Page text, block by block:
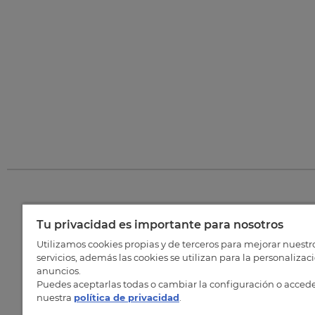
Tu privacidad es importante para nosotros
Utilizamos cookies propias y de terceros para mejorar
servicios, además las cookies se utilizan para la
anuncios.
Puedes aceptarlas todas o cambiar la configuración o
nuestra política de privacidad